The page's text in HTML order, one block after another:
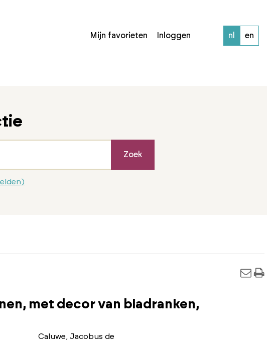
nl en
Mijn favorieten Inloggen
Zoek
met decor van bladranken,
Caluwe, Jacobus de